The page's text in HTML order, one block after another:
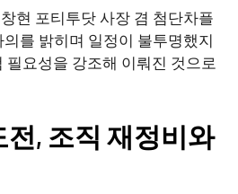
현 포티투닷 사장 겸 첨단차플
를 밝히며 일정이 불투명했지
필요성을 강조해 이뤄진 것으로
전, 조직 재정비와